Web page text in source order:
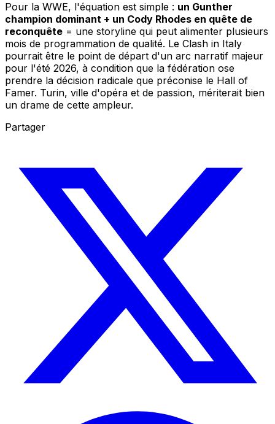
Pour la WWE, l'équation est simple : un Gunther
champion dominant + un Cody Rhodes en quête de
reconquête = une storyline qui peut alimenter plusieurs
mois de programmation de qualité. Le Clash in Italy
pourrait être le point de départ d'un arc narratif majeur
pour l'été 2026, à condition que la fédération ose
prendre la décision radicale que préconise le Hall of
Famer. Turin, ville d'opéra et de passion, mériterait bien
un drame de cette ampleur.
Partager